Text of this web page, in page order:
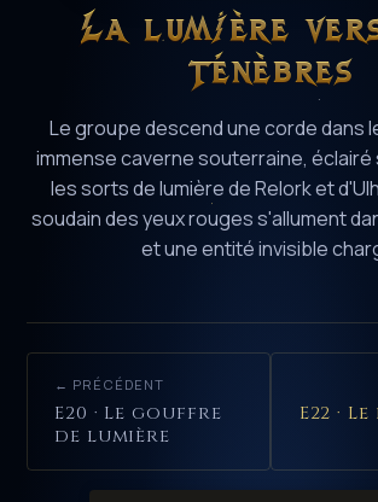
La lumière
ténèbres
Le groupe descend une corde dans
immense caverne souterraine,
les sorts de lumière de Relork et
soudain des yeux rouges s'allument
et une entité invisible
← PRÉCÉDENT
E20 · Le gouffre
de lumière
E22 ·